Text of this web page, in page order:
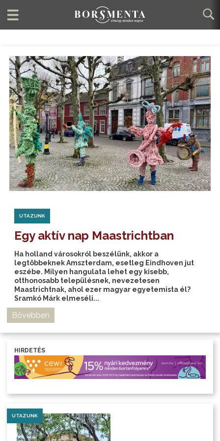
UTAZUNK
Egy aktív nap Maastrichtban
Ha holland városokról beszélünk, akkor a
legtöbbeknek Amszterdam, esetleg Eindhoven jut
eszébe. Milyen hangulata lehet egy kisebb,
otthonosabb településnek, nevezetesen
Maastrichtnak, ahol ezer magyar egyetemista él?
Sramkó Márk elmeséli...
Bővebben
HIRDETÉS
UTAZUNK